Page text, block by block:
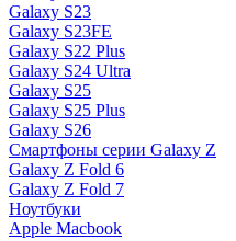
Galaxy S23
Galaxy S23FE
Galaxy S22 Plus
Galaxy S24 Ultra
Galaxy S25
Galaxy S25 Plus
Galaxy S26
Смартфоны серии Galaxy Z
Galaxy Z Fold 6
Galaxy Z Fold 7
Ноутбуки
Apple Macbook